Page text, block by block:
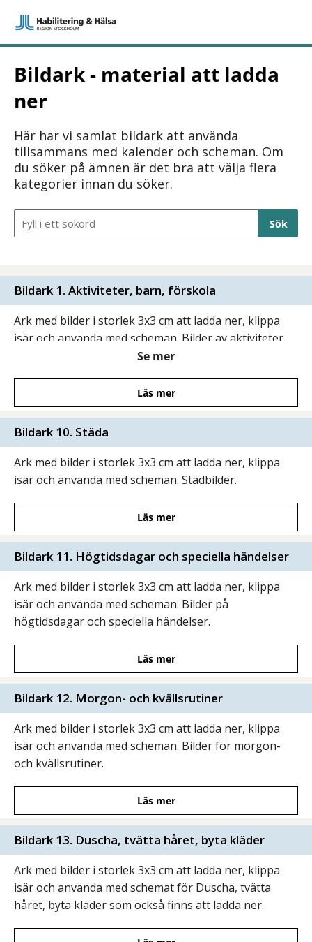
Bildark - material att ladda
ner
Här har vi samlat bildark att använda
tillsammans med kalender och scheman. Om
du söker på ämnen är det bra att välja flera
kategorier innan du söker.
Sökfält
Bildark 1. Aktiviteter, barn, förskola
Ark med bilder i storlek 3x3 cm att ladda ner, klippa
isär och använda med scheman. Bilder av aktiviteter
för barn i förskoleåldern.Se mer
Läs mer
Bildark 10. Städa
Ark med bilder i storlek 3x3 cm att ladda ner, klippa
isär och använda med scheman. Städbilder.
Läs mer
Bildark 11. Högtidsdagar och speciella händelser
Ark med bilder i storlek 3x3 cm att ladda ner, klippa
isär och använda med scheman. Bilder på
högtidsdagar och speciella händelser.
Läs mer
Bildark 12. Morgon- och kvällsrutiner
Ark med bilder i storlek 3x3 cm att ladda ner, klippa
isär och använda med scheman. Bilder för morgon-
och kvällsrutiner.
Läs mer
Bildark 13. Duscha, tvätta håret, byta kläder
Ark med bilder i storlek 3x3 cm att ladda ner, klippa
isär och använda med schemat för Duscha, tvätta
håret, byta kläder som också finns att ladda ner.